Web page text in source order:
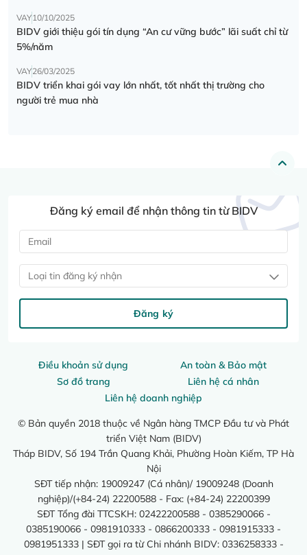
VAY10/10/2025
BIDV giới thiệu gói tín dụng “An cư vững bước” lãi suất chỉ từ
5%/năm
VAY26/03/2025
BIDV triển khai gói vay lớn nhất, tốt nhất thị trường cho
người trẻ mua nhà
Điều khoản sử dụng
An toàn & Bảo mật
Sơ đồ trang
Liên hệ cá nhân
Liên hệ doanh nghiệp
© Bản quyền 2018 thuộc về Ngân hàng TMCP Đầu tư và Phát
triển Việt Nam (BIDV)
Tháp BIDV, Số 194 Trần Quang Khải, Phường Hoàn Kiếm, TP Hà
Nội
SĐT tiếp nhận: 19009247 (Cá nhân)/ 19009248 (Doanh
nghiệp)/(+84-24) 22200588 - Fax: (+84-24) 22200399
SĐT Tổng đài TTCSKH: 02422200588 - 0385290066 -
0385190066 - 0981910333 - 0866200333 - 0981915333 -
0981951333 | SĐT gọi ra từ Chi nhánh BIDV: 0336258333 -
Đăng ký email để nhận thông tin từ BIDV
Loại tin đăng ký nhận
Đăng ký